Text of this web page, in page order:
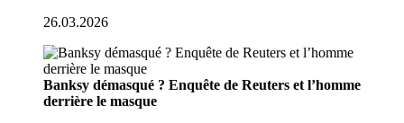
26.03.2026
Banksy démasqué ? Enquête de Reuters et l’homme
derrière le masque